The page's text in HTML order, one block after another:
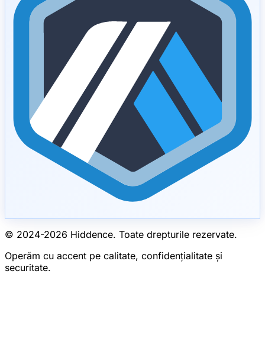
© 2024-2026 Hiddence. Toate drepturile rezervate.
Operăm cu accent pe calitate, confidențialitate și
securitate.